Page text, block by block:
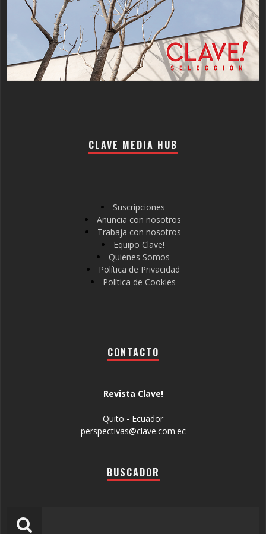
CLAVE MEDIA HUB
Suscripciones
Anuncia con nosotros
Trabaja con nosotros
Equipo Clave!
Quienes Somos
Política de Privacidad
Política de Cookies
CONTACTO
Revista Clave!
Quito - Ecuador
perspectivas@clave.com.ec
BUSCADOR